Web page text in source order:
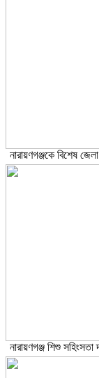
নারায়ণগঞ্জকে বিশেষ
নারায়ণগঞ্জ শিশু